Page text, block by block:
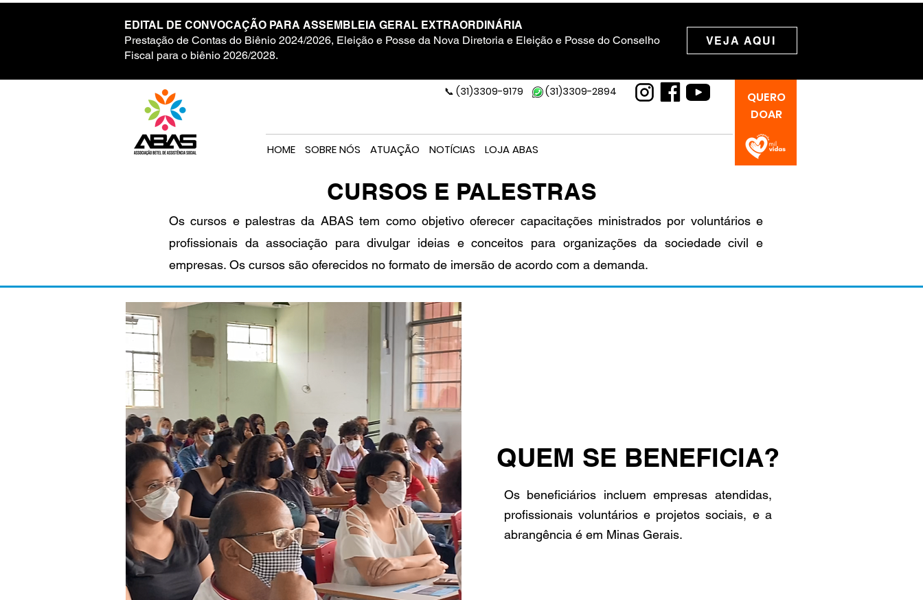
📞 (31)3309-9179 (31)3309-2894
HOME SOBRE NÓS ATUAÇÃO NOTÍCIAS LOJA ABAS
QUERO
DOAR
EDITAL DE CONVOCAÇÃO PARA ASSEMBLEIA GERAL EXTRAORDINÁRIA
Prestação de Contas do Biênio 2024/2026, Eleição e Posse da Nova Diretoria e Eleição e Posse do Conselho
Fiscal para o biênio 2026/2028.
VEJA AQUI
CURSOS E PALESTRAS
Os cursos e palestras da ABAS tem como objetivo oferecer capacitações ministrados por voluntários e
profissionais da associação para divulgar ideias e conceitos para organizações da sociedade civil e
empresas. Os cursos são oferecidos no formato de imersão de acordo com a demanda.
QUEM SE BENEFICIA?
Os beneficiários incluem empresas atendidas,
profissionais voluntários e projetos sociais, e a
abrangência é em Minas Gerais.